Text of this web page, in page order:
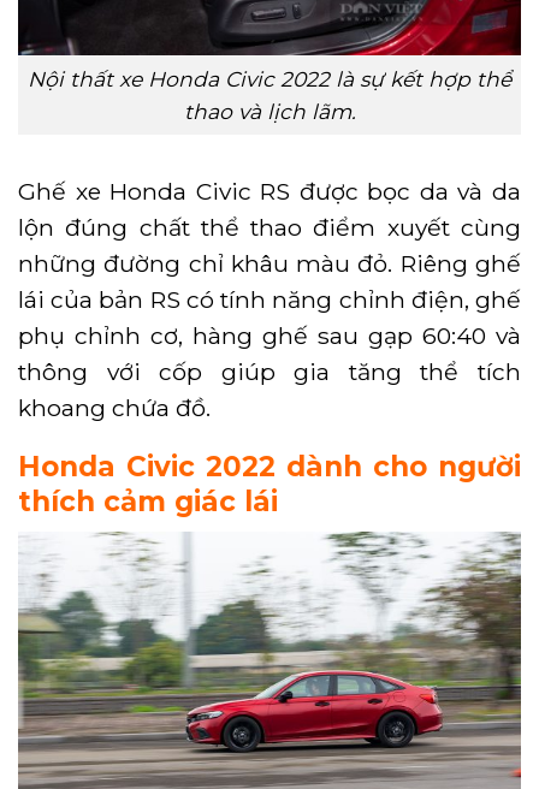
Nội thất xe Honda Civic 2022 là sự kết hợp thể
thao và lịch lãm.
Ghế xe Honda Civic RS được bọc da và da
lộn đúng chất thể thao điểm xuyết cùng
những đường chỉ khâu màu đỏ. Riêng ghế
lái của bản RS có tính năng chỉnh điện, ghế
phụ chỉnh cơ, hàng ghế sau gạp 60:40 và
thông với cốp giúp gia tăng thể tích
khoang chứa đồ.
Honda Civic 2022 dành cho người
thích cảm giác lái